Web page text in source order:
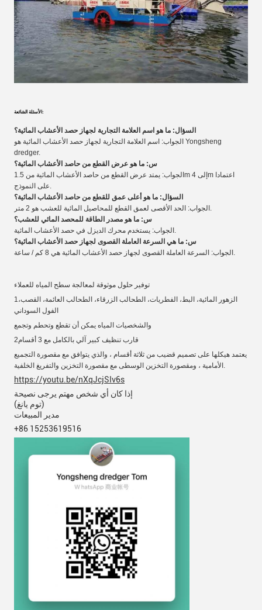
الأسئلة الشائعة:
السؤال: ما هو اسم العلامة التجارية لجهاز حصد الأعشاب المائية؟
الجواب: اسم العلامة التجارية لجهاز حصد الأعشاب المائية هو Yongsheng
dredger.
س: ما هو عرض القطع من حاصد الأعشاب المائية؟
الجواب: يمتد عرض القطع من حاصد الأعشاب المائية من 1.5m إلى 4m اعتمادا
السؤال: ما هو أعلى عمق للقطع من حاصد الأعشاب المائية؟
س: ما هو مصدر الطاقة للمحصد المائي للعشب؟
س: ما هي السرعة العاملة القصوى لجهاز حصد الأعشاب المائية؟
توفير حلول موثوقة لمعالجة سطح المياه للعملاء
1الزهور المائية، البط، الفطريات، الطحالب الزرقاء، الطحالب العائمة، القصب،
الفول السوداني
والشخصيات المياه يمكن أن تقطع وتحطم وتجمع
2قارب تنظيف كبير آلي بالكامل مع 3 أقسام
يعتمد هيكلها على تصميم قضيب من ثلاثة أقسام ، والذي يتوافق مع مقصورة التجميع
https://youtu.be/nXqJcjSIv6s
إذا كان أي شخص مهتم يرجى نصيحة
(توم يانغ)
مدير المبيعات
+86 15253619516